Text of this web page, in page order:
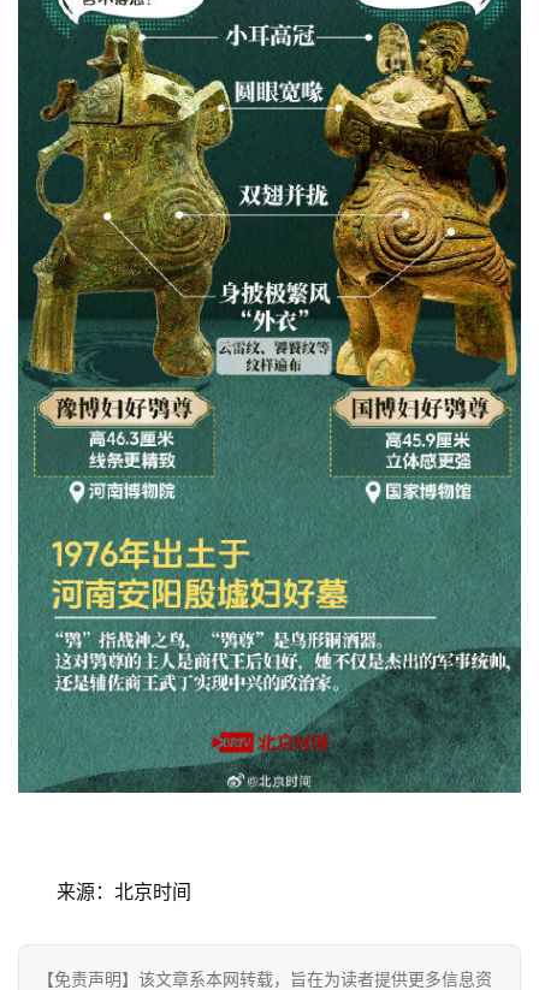
首
页
资
讯
商
业
费
活
登录
来源：北京时间
【免责声明】该文章系本网转载，旨在为读者提供更多信息资